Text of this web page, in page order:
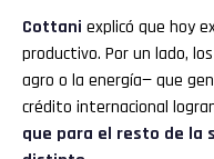
Cottani explicó que hoy
productivo. Por un lado,
agro o la energía— que
crédito internacional
que para el resto de la